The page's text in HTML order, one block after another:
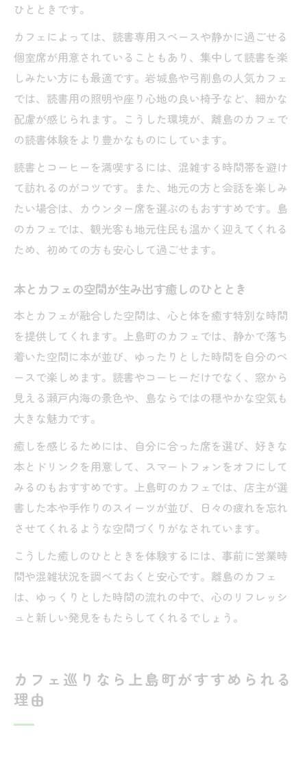
ひとときです。
カフェによっては、読書専用スペースや静かに過ごせる
個室席が用意されていることもあり、集中して読書を楽
しみたい方にも最適です。岩城島や弓削島の人気カフェ
では、読書用の照明や座り心地の良い椅子など、細かな
配慮が感じられます。こうした環境が、離島のカフェで
の読書体験をより豊かなものにしています。
読書とコーヒーを満喫するには、混雑する時間帯を避け
て訪れるのがコツです。また、地元の方と会話を楽しみ
たい場合は、カウンター席を選ぶのもおすすめです。島
のカフェでは、観光客も地元住民も温かく迎えてくれる
ため、初めての方も安心して過ごせます。
本とカフェの空間が生み出す癒しのひととき
本とカフェが融合した空間は、心と体を癒す特別な時間
を提供してくれます。上島町のカフェでは、静かで落ち
着いた空間に本が並び、ゆったりとした時間を自分のペ
ースで楽しめます。読書やコーヒーだけでなく、窓から
見える瀬戸内海の景色や、島ならではの穏やかな空気も
大きな魅力です。
癒しを感じるためには、自分に合った席を選び、好きな
本とドリンクを用意して、スマートフォンをオフにして
みるのもおすすめです。上島町のカフェでは、店主が選
書した本や手作りのスイーツが並び、日々の疲れを忘れ
させてくれるような空間づくりがなされています。
こうした癒しのひとときを体験するには、事前に営業時
間や混雑状況を調べておくと安心です。離島のカフェ
は、ゆっくりとした時間の流れの中で、心のリフレッシ
ュと新しい発見をもたらしてくれるでしょう。
カフェ巡りなら上島町がすすめられる
理由